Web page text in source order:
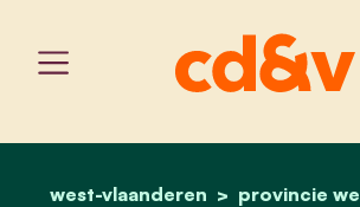
home
west-vlaanderen
provincie